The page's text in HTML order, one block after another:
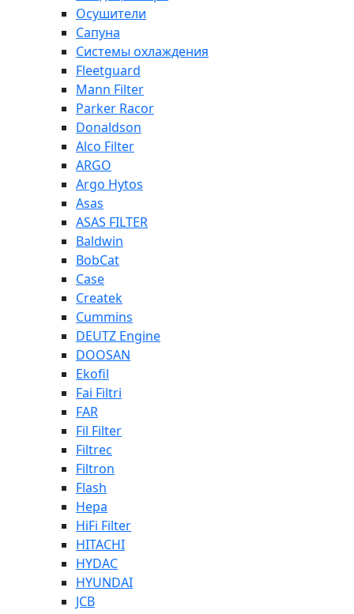
Осушители
Сапуна
Системы охлаждения
Fleetguard
Mann Filter
Parker Racor
Donaldson
Alco Filter
ARGO
Argo Hytos
Asas
ASAS FILTER
Baldwin
BobCat
Case
Createk
Cummins
DEUTZ Engine
DOOSAN
Ekofil
Fai Filtri
FAR
Fil Filter
Filtrec
Filtron
Flash
Hepa
HiFi Filter
HITACHI
HYDAC
HYUNDAI
JCB